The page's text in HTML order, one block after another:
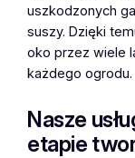
uszkodzonych
suszy. Dzięki
oko przez wiele
każdego ogrodu.
Nasze
etapie